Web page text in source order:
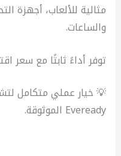
مثالية للألعاب، أجهزة
والساعات.
توفر أداءً ثابتًا مع سعر
💡 خيار عملي متكامل
Eveready الموثوقة.